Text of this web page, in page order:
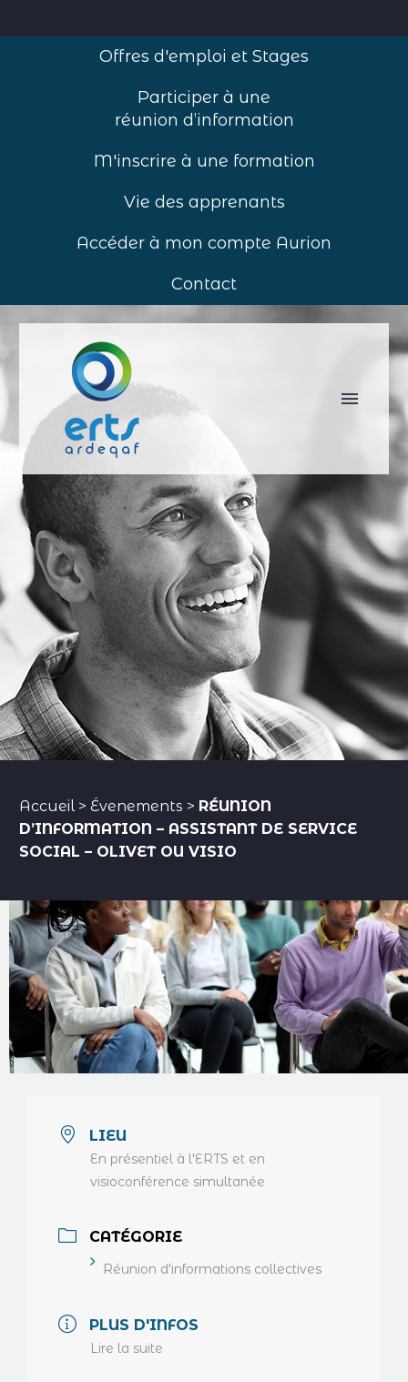
Offres d'emploi et Stages
Participer à une
réunion d’information
M'inscrire à une formation
Vie des apprenants
Accéder à mon compte Aurion
Contact
Accueil > Évenements > RÉUNION
D’INFORMATION – ASSISTANT DE SERVICE
SOCIAL – OLIVET OU VISIO
LIEU
En présentiel à l'ERTS et en
visioconférence simultanée
CATÉGORIE
Réunion d'informations collectives
PLUS D'INFOS
Lire la suite